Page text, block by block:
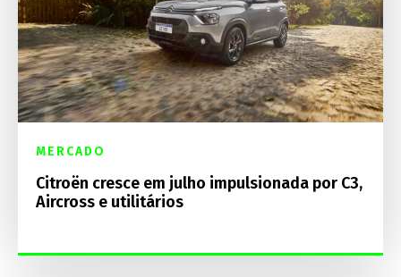
MERCADO
Citroën cresce em julho impulsionada por C3,
Aircross e utilitários